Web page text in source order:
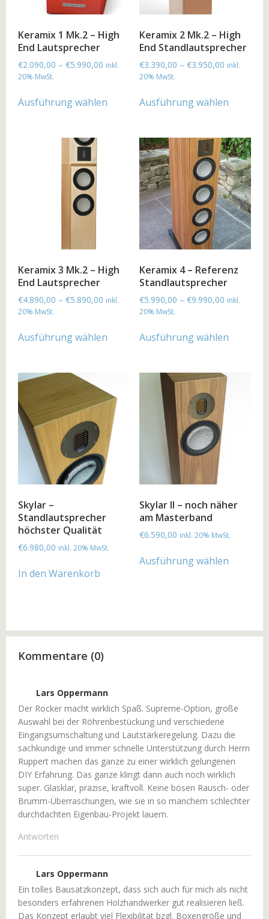
Keramix 1 Mk.2 – High
End Lautsprecher
€2.090,00 – €5.990,00 inkl.
20% MwSt.
Ausführung wählen
Keramix 2 Mk.2 – High
End Standlautsprecher
€3.390,00 – €3.950,00 inkl.
20% MwSt.
Ausführung wählen
Keramix 3 Mk.2 – High
End Lautsprecher
€4.890,00 – €5.890,00 inkl.
20% MwSt.
Ausführung wählen
Keramix 4 – Referenz
Standlautsprecher
€5.990,00 – €9.990,00 inkl.
20% MwSt.
Ausführung wählen
Skylar –
Standlautsprecher
höchster Qualität
€6.980,00 inkl. 20% MwSt.
In den Warenkorb
Skylar II – noch näher
am Masterband
€6.590,00 inkl. 20% MwSt.
Ausführung wählen
Kommentare (0)
Lars Oppermann
Der Rocker macht wirklich Spaß. Supreme-Option, große
Auswahl bei der Röhrenbestückung und verschiedene
Eingangsumschaltung und Lautstärkeregelung. Dazu die
sachkundige und immer schnelle Unterstützung durch Herrn
Ruppert machen das ganze zu einer wirklich gelungenen
DIY Erfahrung. Das ganze klingt dann auch noch wirklich
super. Glasklar, präzise, kraftvoll. Keine bösen Rausch- oder
Brumm-Überraschungen, wie sie in so manchem schlechter
durchdachten Eigenbau-Projekt lauern.
Antworten
Lars Oppermann
Ein tolles Bausatzkonzept, dass sich auch für mich als nicht
besonders erfahrenen Holzhandwerker gut realisieren ließ.
Das Konzept erlaubt viel Flexibilität bzgl. Boxengröße und